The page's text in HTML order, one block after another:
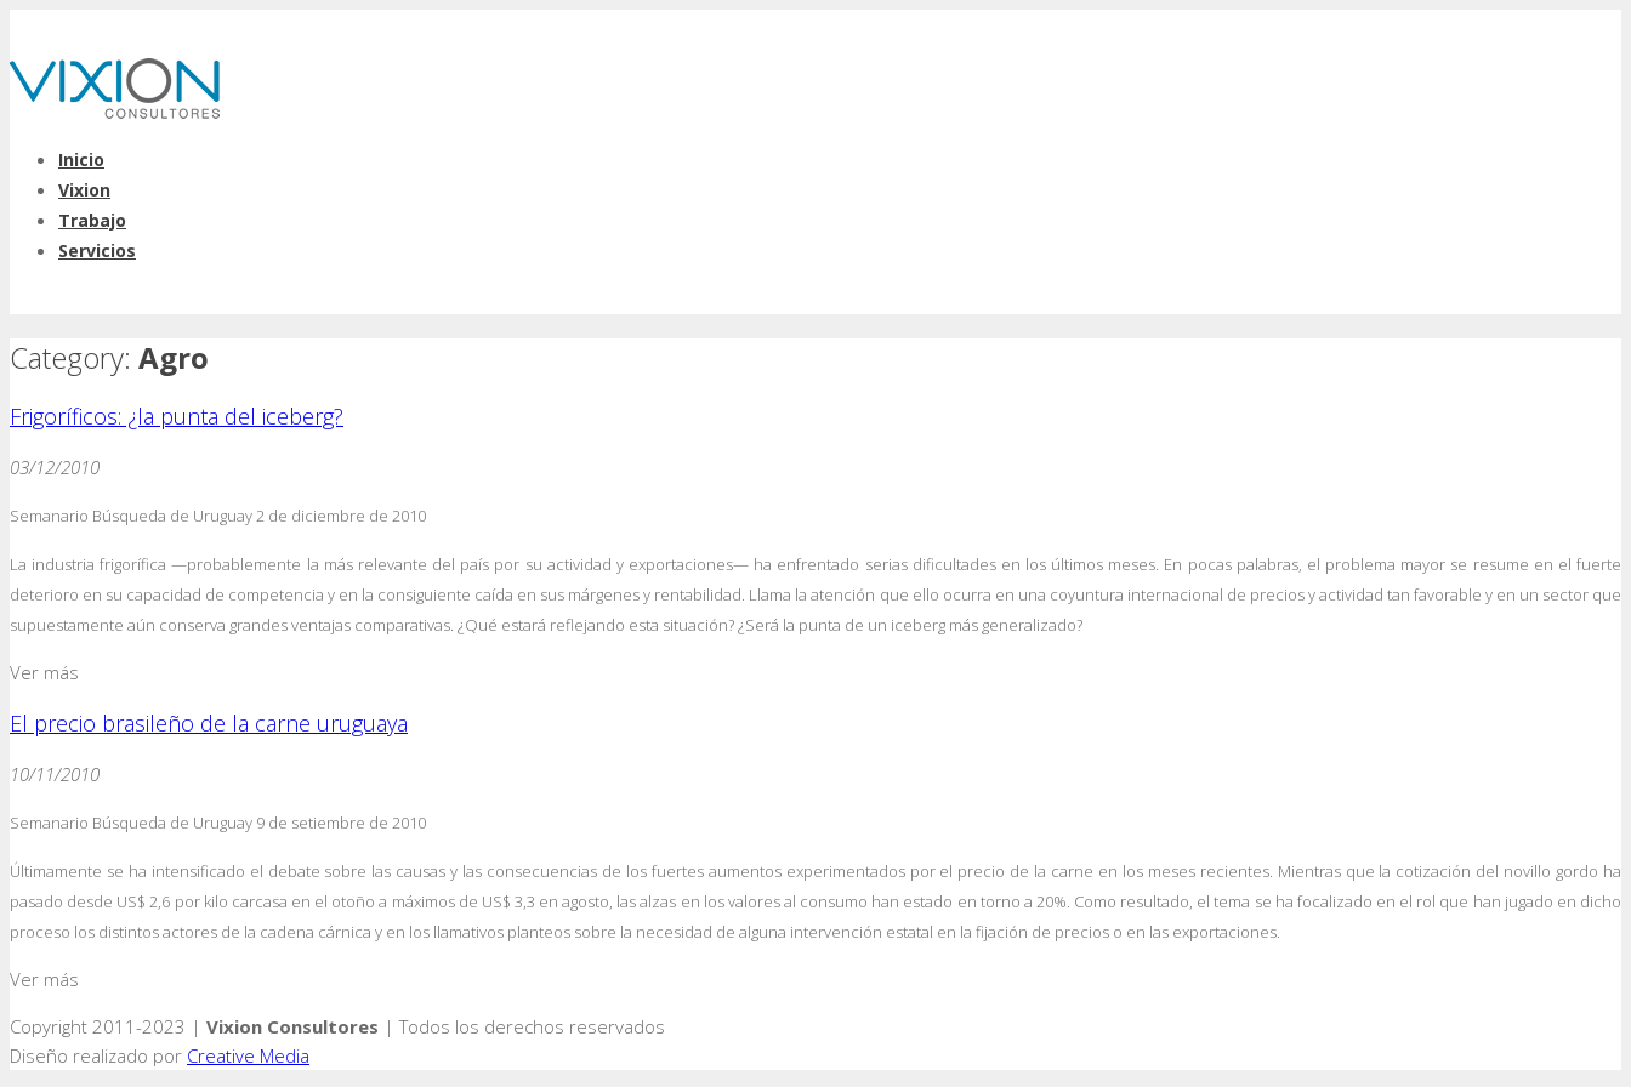
Inicio
Vixion
Trabajo
Servicios
Category: Agro
Frigoríficos: ¿la punta del iceberg?
03/12/2010
Semanario Búsqueda de Uruguay 2 de diciembre de 2010
La industria frigorífica —probablemente la más relevante del país por su actividad y exportaciones— ha enfrentado serias dificultades en los últimos meses. En pocas palabras, el problema mayor se resume en el fuerte
deterioro en su capacidad de competencia y en la consiguiente caída en sus márgenes y rentabilidad. Llama la atención que ello ocurra en una coyuntura internacional de precios y actividad tan favorable y en un sector que
supuestamente aún conserva grandes ventajas comparativas. ¿Qué estará reflejando esta situación? ¿Será la punta de un iceberg más generalizado?
Ver más
El precio brasileño de la carne uruguaya
10/11/2010
Semanario Búsqueda de Uruguay 9 de setiembre de 2010
Últimamente se ha intensificado el debate sobre las causas y las consecuencias de los fuertes aumentos experimentados por el precio de la carne en los meses recientes. Mientras que la cotización del novillo gordo ha
pasado desde US$ 2,6 por kilo carcasa en el otoño a máximos de US$ 3,3 en agosto, las alzas en los valores al consumo han estado en torno a 20%. Como resultado, el tema se ha focalizado en el rol que han jugado en dicho
proceso los distintos actores de la cadena cárnica y en los llamativos planteos sobre la necesidad de alguna intervención estatal en la fijación de precios o en las exportaciones.
Ver más
Copyright 2011-2023 | Vixion Consultores | Todos los derechos reservados
Diseño realizado por Creative Media